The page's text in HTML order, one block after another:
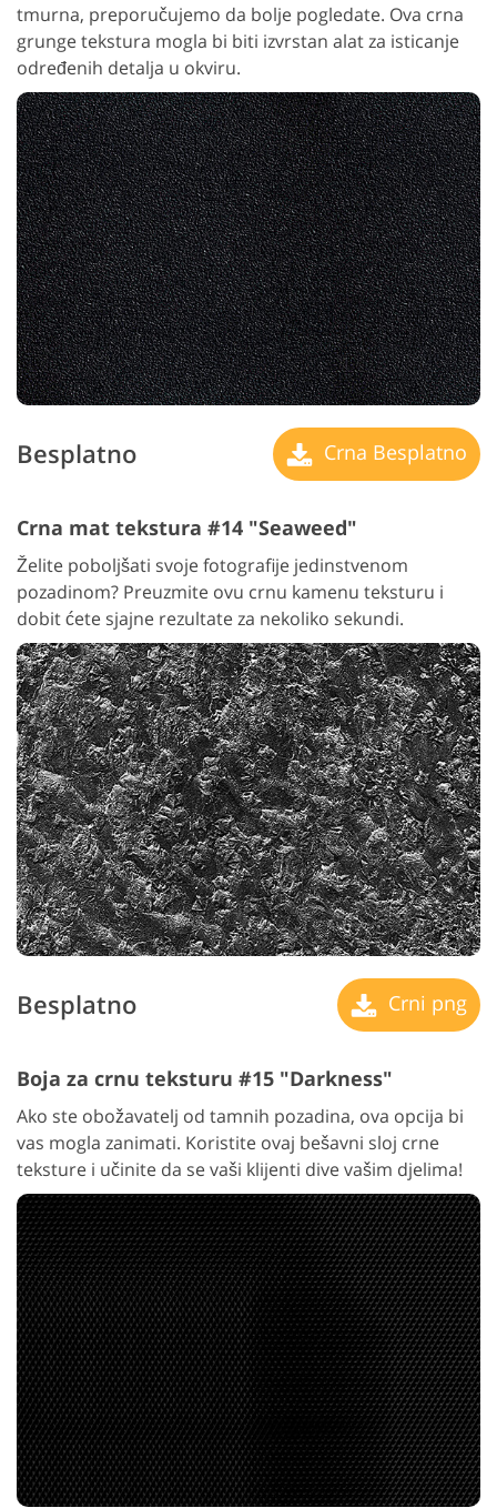
tmurna, preporučujemo da bolje pogledate. Ova crna
grunge tekstura mogla bi biti izvrstan alat za isticanje
određenih detalja u okviru.
Besplatno Crna Besplatno
Crna mat tekstura #14 "Seaweed"
Želite poboljšati svoje fotografije jedinstvenom
pozadinom? Preuzmite ovu crnu kamenu teksturu i
dobit ćete sjajne rezultate za nekoliko sekundi.
Besplatno Crni png
Boja za crnu teksturu #15 "Darkness"
Ako ste obožavatelj od tamnih pozadina, ova opcija bi
vas mogla zanimati. Koristite ovaj bešavni sloj crne
teksture i učinite da se vaši klijenti dive vašim djelima!